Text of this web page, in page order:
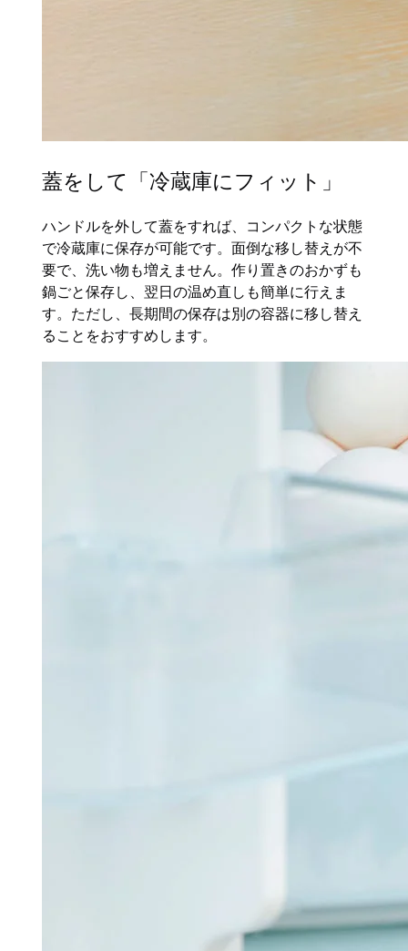
蓋をして「冷蔵庫にフィット」
ハンドルを外して蓋をすれば、コンパクトな状態
で冷蔵庫に保存が可能です。面倒な移し替えが不
要で、洗い物も増えません。作り置きのおかずも
鍋ごと保存し、翌日の温め直しも簡単に行えま
す。ただし、長期間の保存は別の容器に移し替え
ることをおすすめします。